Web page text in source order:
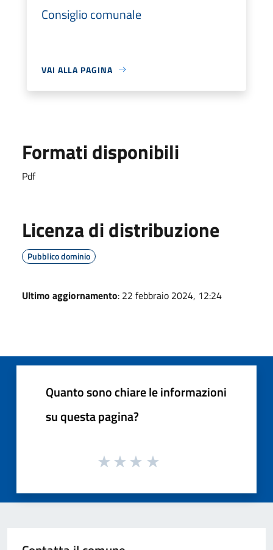
Consiglio comunale
VAI ALLA PAGINA
Formati disponibili
Pdf
Licenza di distribuzione
Pubblico dominio
Ultimo aggiornamento: 22 febbraio 2024, 12:24
Quanto sono chiare le informazioni
su questa pagina?